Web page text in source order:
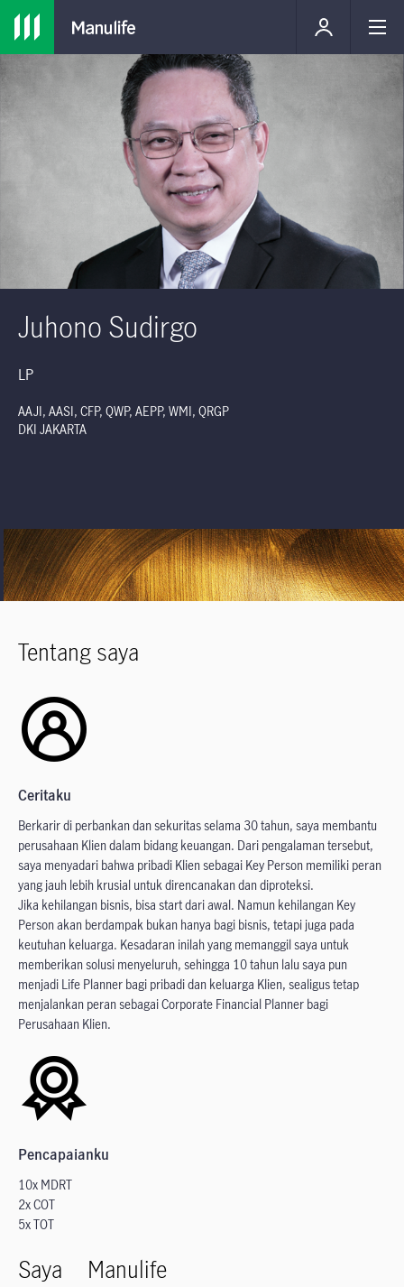
Juhono Sudirgo
LP
AAJI, AASI, CFP, QWP, AEPP, WMI, QRGP
DKI JAKARTA
Tentang saya
Ceritaku
Berkarir di perbankan dan sekuritas selama 30 tahun, saya membantu
perusahaan Klien dalam bidang keuangan. Dari pengalaman tersebut,
saya menyadari bahwa pribadi Klien sebagai Key Person memiliki peran
yang jauh lebih krusial untuk direncanakan dan diproteksi.
Jika kehilangan bisnis, bisa start dari awal. Namun kehilangan Key
Person akan berdampak bukan hanya bagi bisnis, tetapi juga pada
keutuhan keluarga. Kesadaran inilah yang memanggil saya untuk
memberikan solusi menyeluruh, sehingga 10 tahun lalu saya pun
menjadi Life Planner bagi pribadi dan keluarga Klien, sealigus tetap
menjalankan peran sebagai Corporate Financial Planner bagi
Perusahaan Klien.
Pencapaianku
10x MDRT
2x COT
5x TOT
Saya Manulife